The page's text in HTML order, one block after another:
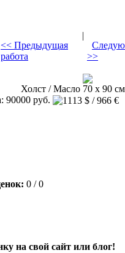
<< Предыдущая
работа
|
>>
Холст / Масло 70 х 90 см
90000 руб.
0 / 0
на свой сайт или блог!